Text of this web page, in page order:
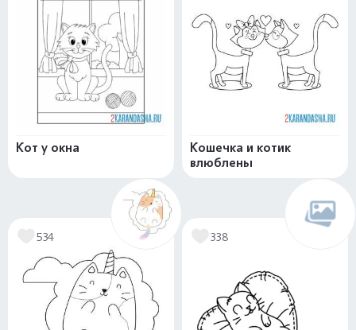
Кот у окна
Кошечка и котик
влюблены
534 338